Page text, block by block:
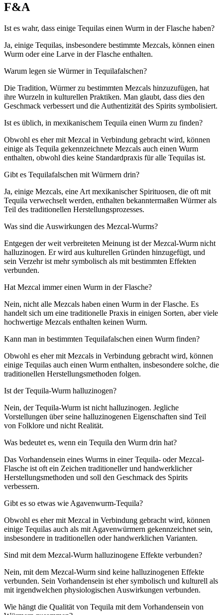
F&A
Ist es wahr, dass einige Tequilas einen Wurm in der Flasche haben?
Ja, einige Tequilas, insbesondere bestimmte Mezcals, können einen
Wurm oder eine Larve in der Flasche enthalten.
Warum legen sie Würmer in Tequilafalschen?
Die Tradition, Würmer zu bestimmten Mezcals hinzuzufügen, hat
ihre Wurzeln in kulturellen Praktiken. Man glaubt, dass dies den
Geschmack verbessert und die Authentizität des Spirits symbolisiert.
Ist es üblich, in mexikanischem Tequila einen Wurm zu finden?
Obwohl es eher mit Mezcal in Verbindung gebracht wird, können
einige als Tequila gekennzeichnete Mezcals auch einen Wurm
enthalten, obwohl dies keine Standardpraxis für alle Tequilas ist.
Gibt es Tequilafalschen mit Würmern drin?
Ja, einige Mezcals, eine Art mexikanischer Spirituosen, die oft mit
Tequila verwechselt werden, enthalten bekanntermaßen Würmer als
Teil des traditionellen Herstellungsprozesses.
Was sind die Auswirkungen des Mezcal-Wurms?
Entgegen der weit verbreiteten Meinung ist der Mezcal-Wurm nicht
halluzinogen. Er wird aus kulturellen Gründen hinzugefügt, und
sein Verzehr ist mehr symbolisch als mit bestimmten Effekten
verbunden.
Hat Mezcal immer einen Wurm in der Flasche?
Nein, nicht alle Mezcals haben einen Wurm in der Flasche. Es
handelt sich um eine traditionelle Praxis in einigen Sorten, aber viele
hochwertige Mezcals enthalten keinen Wurm.
Kann man in bestimmten Tequilafalschen einen Wurm finden?
Obwohl es eher mit Mezcals in Verbindung gebracht wird, können
einige Tequilas auch einen Wurm enthalten, insbesondere solche, die
traditionellen Herstellungsmethoden folgen.
Ist der Tequila-Wurm halluzinogen?
Nein, der Tequila-Wurm ist nicht halluzinogen. Jegliche
Vorstellungen über seine halluzinogenen Eigenschaften sind Teil
von Folklore und nicht Realität.
Was bedeutet es, wenn ein Tequila den Wurm drin hat?
Das Vorhandensein eines Wurms in einer Tequila- oder Mezcal-
Flasche ist oft ein Zeichen traditioneller und handwerklicher
Herstellungsmethoden und soll den Geschmack des Spirits
verbessern.
Gibt es so etwas wie Agavenwurm-Tequila?
Obwohl es eher mit Mezcal in Verbindung gebracht wird, können
einige Tequilas auch als mit Agavenwürmern gekennzeichnet sein,
insbesondere in traditionellen oder handwerklichen Varianten.
Sind mit dem Mezcal-Wurm halluzinogene Effekte verbunden?
Nein, mit dem Mezcal-Wurm sind keine halluzinogenen Effekte
verbunden. Sein Vorhandensein ist eher symbolisch und kulturell als
mit irgendwelchen physiologischen Auswirkungen verbunden.
Wie hängt die Qualität von Tequila mit dem Vorhandensein von